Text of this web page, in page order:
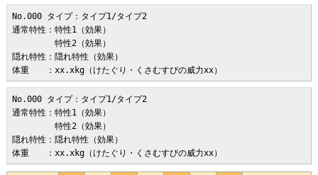
No.000 タイプ：タイプ1/タイプ2
通常特性：特性1（効果）
特性2（効果）
隠れ特性：隠れ特性（効果）
体重　　：xx.xkg（けたぐり・くさむすびの威力xx）
No.000 タイプ：タイプ1/タイプ2
通常特性：特性1（効果）
特性2（効果）
隠れ特性：隠れ特性（効果）
体重　　：xx.xkg（けたぐり・くさむすびの威力xx）